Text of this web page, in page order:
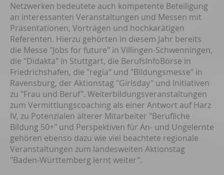
Netzwerken bedeutete auch kompetente Beteiligung
an interessanten Veranstaltungen und Messen mit
Präsentationen, Vorträgen und hochkarätigen
Referenten. Hierzu gehörten in diesem Jahr bereits
die Messe "Jobs for future" in Villingen-Schwenningen,
die "Didakta" in Stuttgart, die BerufsInfoBörse in
Friedrichshafen, die "regia" und "Bildungsmesse" in
Ravensburg, der Aktionstag "Girlsday" und Initiativen
zu "Frau und Beruf". Weiterbildungsveranstaltungen
zum Vermittlungscoaching als einer Antwort auf Harz
IV, zu Potenzialen älterer Mitarbeiter "Berufliche
Bildung 50+" und Perspektiven für An- und Ungelernte
gehören ebenso dazu wie viel beachtete regionale
Veranstaltungen zum landesweiten Aktionstag
"Baden-Württemberg lernt weiter".